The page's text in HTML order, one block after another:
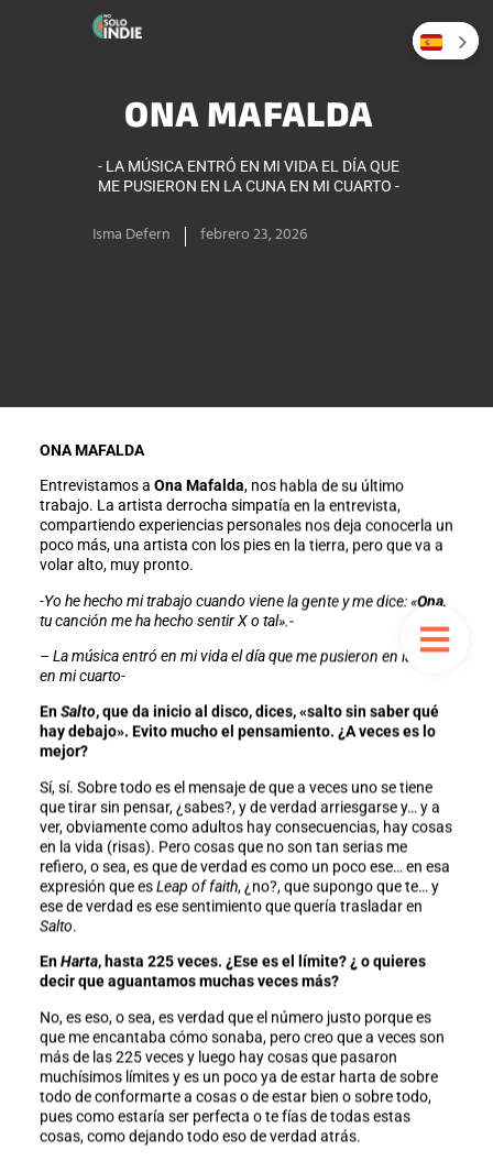
ONA MAFALDA
- LA MÚSICA ENTRÓ EN MI VIDA EL DÍA QUE
ME PUSIERON EN LA CUNA EN MI CUARTO -
Isma Defern febrero 23, 2026
ONA MAFALDA
Entrevistamos a Ona Mafalda, nos habla de su último
trabajo. La artista derrocha simpatía en la entrevista,
compartiendo experiencias personales nos deja conocerla un
poco más, una artista con los pies en la tierra, pero que va a
volar alto, muy pronto.
-Yo he hecho mi trabajo cuando viene la gente y me dice: «Ona,
tu canción me ha hecho sentir X o tal».-
– La música entró en mi vida el día que me pusieron en la cuna
en mi cuarto-
EnSalto, que da inicio al disco, dices, «salto sin saber qué
hay debajo». Evito mucho el pensamiento. ¿A veces es lo
mejor?
Sí, sí. Sobre todo es el mensaje de que a veces uno se tiene
que tirar sin pensar, ¿sabes?, y de verdad arriesgarse y… y a
ver, obviamente como adultos hay consecuencias, hay cosas
en la vida (risas). Pero cosas que no son tan serias me
refiero, o sea, es que de verdad es como un poco ese… en esa
expresión que esLeap of faith, ¿no?, que supongo que te… y
ese de verdad es ese sentimiento que quería trasladar en
Salto.
EnHarta, hasta 225 veces. ¿Ese es el límite? ¿ o quieres
decir que aguantamos muchas veces más?
No, es eso, o sea, es verdad que el número justo porque es
que me encantaba cómo sonaba, pero creo que a veces son
más de las 225 veces y luego hay cosas que pasaron
muchísimos límites y es un poco ya de estar harta de sobre
todo de conformarte a cosas o de estar bien o sobre todo,
pues como estaría ser perfecta o te fías de todas estas
cosas, como dejando todo eso de verdad atrás.